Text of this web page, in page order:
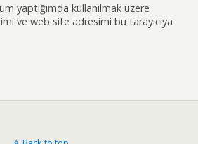
yaptığımda kullanılmak üzere
ve web site adresimi bu tarayıcıya